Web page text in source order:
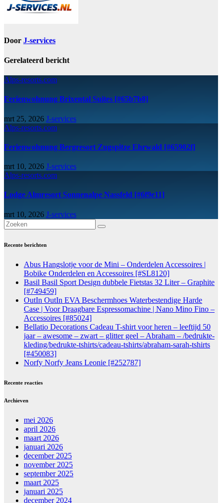
Door J-services
Gerelateerd bericht
Alps-resorts.com
Ferienwohnung Brixental Suites [#65b7b8]
mrt 25, 2026 J-services
Alps-resorts.com
Ferienwohnung Bergresort Zugspitze Ehrwald [#65902f]
mrt 10, 2026 J-services
Alps-resorts.com
Lodge Almresort Sonnenalpe Nassfeld [#6f9e11]
mrt 10, 2026 J-services
Recente berichten
Abus Hangslotje voor de Mini – Onderdelen Accessoires |
Bobike Onderdelen en Accessoires [#SL8120]
Basil Basil Sport Design dubbele Fietstas 32 Liter – Graphite
[#749459]
OutIn OutIn EVA Beschermhoes Waterbestendige Harde
Case | Voor Draagbare Espressomachine | Nano Mino Fino –
Accessoires [#85024]
Bellatio Decorations Cadeau T-shirt voor heren – leeftijd 50
jaar – awesome – zwart – glitter geel – Abraham – /bedrukte-
kleding/bedrukte-tshirts/cadeau-tshirts/abraham-sarah-tshirts
[#450083]
Norfy Norfy Jeans Leonie [#252787]
Recente reacties
Archieven
mei 2026
april 2026
maart 2026
januari 2026
december 2025
november 2025
september 2025
maart 2025
januari 2025
december 2024